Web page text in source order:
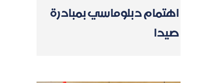
اهتمام دبلوماسي بمبادرة
صيدا